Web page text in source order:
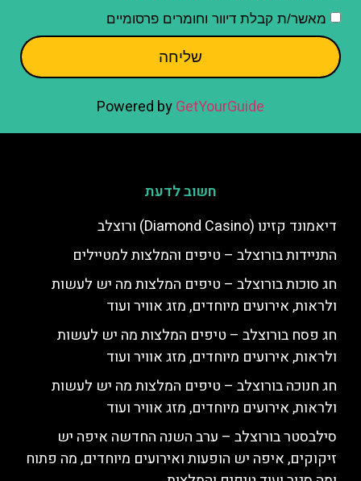
מאשר/ת קבלת דיוור וחומרים פרסומיים
שליחה
Powered byGetYourGuide
חשוב לדעת
דיאמונד קזינו (Diamond Casino) ורוצלב
התניידות בורוצלב – טיפים והמלצות למטיילים
חג סוכות בורוצלב – טיפים המלצות מה יש לעשות
ולראות, אירועים מיוחדים, מזג אוויר ועוד
חג פסח בורוצלב – טיפים המלצות מה יש לעשות
ולראות, אירועים מיוחדים, מזג אוויר ועוד
חג חנוכה בורוצלב – טיפים המלצות מה יש לעשות
ולראות, אירועים מיוחדים, מזג אוויר ועוד
סילבסטר בורוצלב – ערב השנה החדשה איפה יש
זיקוקים, איפה יש הופעות ואירועים מיוחדים, מה פתוח